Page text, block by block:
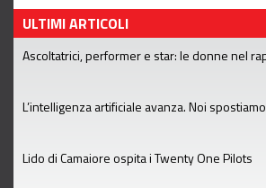
ULTIMI ARTICOLI
Ascoltatrici, performer e star: le donne nel
L’intelligenza artificiale avanza. Noi
Lido di Camaiore ospita i Twenty One Pilots